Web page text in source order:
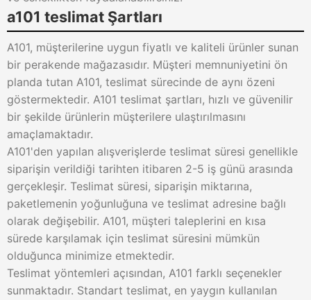
a101 teslimat Şartları
A101, müşterilerine uygun fiyatlı ve kaliteli ürünler sunan
bir perakende mağazasıdır. Müşteri memnuniyetini ön
planda tutan A101, teslimat sürecinde de aynı özeni
göstermektedir. A101 teslimat şartları, hızlı ve güvenilir
bir şekilde ürünlerin müşterilere ulaştırılmasını
amaçlamaktadır.
A101'den yapılan alışverişlerde teslimat süresi genellikle
siparişin verildiği tarihten itibaren 2-5 iş günü arasında
gerçekleşir. Teslimat süresi, siparişin miktarına,
paketlemenin yoğunluğuna ve teslimat adresine bağlı
olarak değişebilir. A101, müşteri taleplerini en kısa
sürede karşılamak için teslimat süresini mümkün
olduğunca minimize etmektedir.
Teslimat yöntemleri açısından, A101 farklı seçenekler
sunmaktadır. Standart teslimat, en yaygın kullanılan